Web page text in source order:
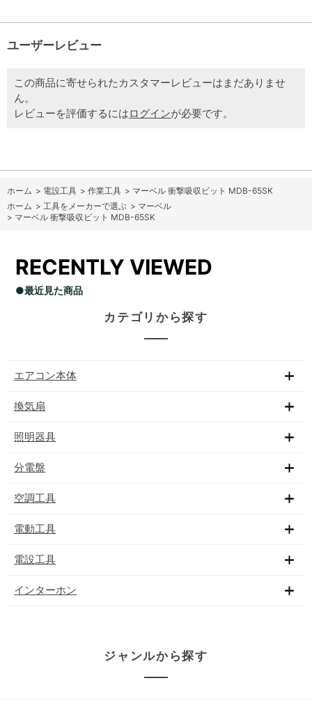
ユーザーレビュー
この商品に寄せられたカスタマーレビューはまだありませ
ん。
レビューを評価するにはログインが必要です。
ホーム > 電設工具 > 作業工具 > マーベル 衝撃吸収ビット MDB-65SK
ホーム > 工具をメーカーで選ぶ > マーベル
> マーベル 衝撃吸収ビット MDB-65SK
RECENTLY VIEWED
●最近見た商品
カテゴリから探す
エアコン本体
換気扇
照明器具
分電盤
空調工具
電動工具
電設工具
インターホン
ジャンルから探す